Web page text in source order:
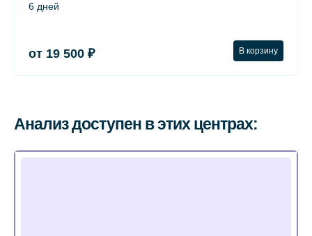
6 дней
от 19 500 ₽ В корзину
Анализ доступен в этих центрах: